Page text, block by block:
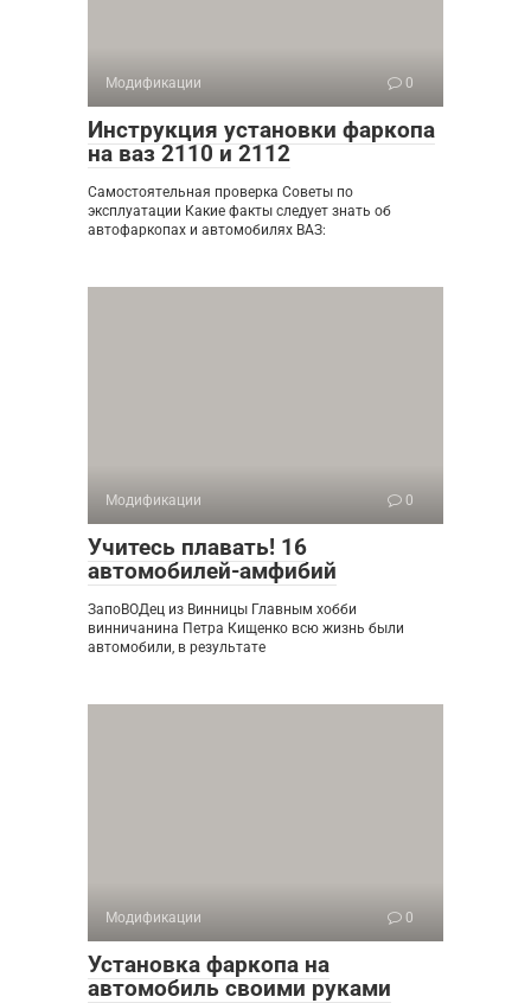
Модификации 0
Инструкция установки фаркопа
на ваз 2110 и 2112
Самостоятельная проверка Советы по
эксплуатации Какие факты следует знать об
автофаркопах и автомобилях ВАЗ:
Модификации 0
Учитесь плавать! 16
автомобилей-амфибий
ЗапоВОДец из Винницы Главным хобби
винничанина Петра Кищенко всю жизнь были
автомобили, в результате
Модификации 0
Установка фаркопа на
автомобиль своими руками